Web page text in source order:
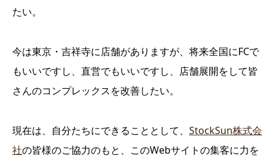
たい。
今は東京・吉祥寺に店舗がありますが、将来全国にFCで
もいいですし、直営でもいいですし、店舗展開をして皆
さんのコンプレックスを改善したい。
現在は、自分たちにできることとして、 StockSun株式会
社の皆様のご協力のもと、このWebサイトの集客に力を